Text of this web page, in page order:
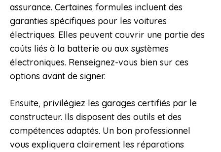
assurance. Certaines formules incluent des
garanties spécifiques pour les voitures
électriques. Elles peuvent couvrir une partie des
coûts liés à la batterie ou aux systèmes
électroniques. Renseignez-vous bien sur ces
options avant de signer.
Ensuite, privilégiez les garages certifiés par le
constructeur. Ils disposent des outils et des
compétences adaptés. Un bon professionnel
vous expliquera clairement les réparations